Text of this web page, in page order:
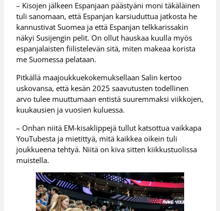
– Kisojen jälkeen Espanjaan päästyäni moni täkäläinen
tuli sanomaan, että Espanjan karsiuduttua jatkosta he
kannustivat Suomea ja että Espanjan telkkarissakin
näkyi Susijengin pelit. On ollut hauskaa kuulla myös
espanjalaisten fiilistelevän sitä, miten makeaa korista
me Suomessa pelataan.
Pitkällä maajoukkuekokemuksellaan Salin kertoo
uskovansa, että kesän 2025 saavutusten todellinen
arvo tulee muuttumaan entistä suuremmaksi viikkojen,
kuukausien ja vuosien kuluessa.
– Onhan niitä EM-kisaklippejä tullut katsottua vaikkapa
YouTubesta ja mietittyä, mitä kaikkea oikein tuli
joukkueena tehtyä. Niitä on kiva sitten kiikkustuolissa
muistella.